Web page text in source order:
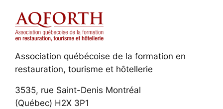
Association québécoise de la formation en
restauration, tourisme et hôtellerie
3535, rue Saint-Denis Montréal
(Québec) H2X 3P1